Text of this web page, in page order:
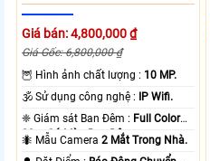
Giá bán: 4,800,000 ₫
Giá Gốc: 6,800,000 ₫
🦉 Hình ảnh chất lượng : 10 MP.
🕉️ Sử dụng công nghệ :
IP Wifi.
❈ Giám sát Ban Đêm : Full Color
20m Có Màu Ban Ðêm.
🐜 Mẫu Camera2 Mắt Trong Nhà.